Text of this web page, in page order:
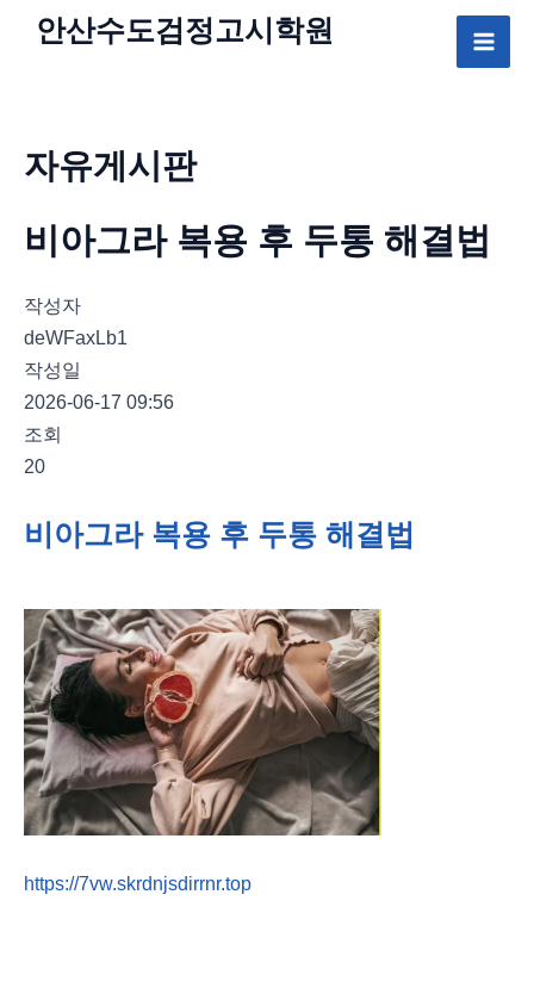
안산수도검정고시 학원
자유게시판
비아그라 복용 후 두통 해결법
작성자
deWFaxLb1
작성일
2026-06-17 09:56
조회
20
비아그라 복용 후 두통 해결법
https://7vw.skrdnjsdirrnr.top